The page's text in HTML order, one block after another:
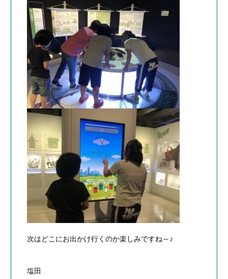
次はどこにお出かけ行くのか楽しみですね～♪
塩田